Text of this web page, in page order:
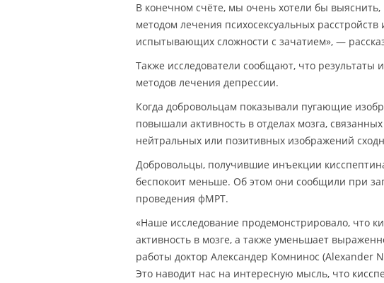
В конечном счёте, мы очень хотели бы
методом лечения психосексуальных
испытывающих сложности с зачатием», —
Также исследователи сообщают, что
методов лечения депрессии.
Когда добровольцам показывали пугающие
повышали активность в отделах мозга,
нейтральных или позитивных изображений
Добровольцы, получившие инъекции
беспокоит меньше. Об этом они сообщили при
проведения фМРТ.
«Наше исследование продемонстрировало, что
активность в мозге, а также уменьшает
работы доктор Александер Комнинос
Это наводит нас на интересную мысль, что